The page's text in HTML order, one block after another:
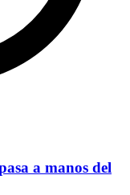
a manos del